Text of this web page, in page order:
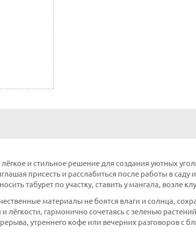
и стильное решение для создания уютных
присесть и расслабиться после работы в
табурет по участку, ставить у мангала, возле
материалы не боятся влаги и солнца,
лёгкости, гармонично сочетаясь с зеленью
утреннего кофе или вечерних разговоров с